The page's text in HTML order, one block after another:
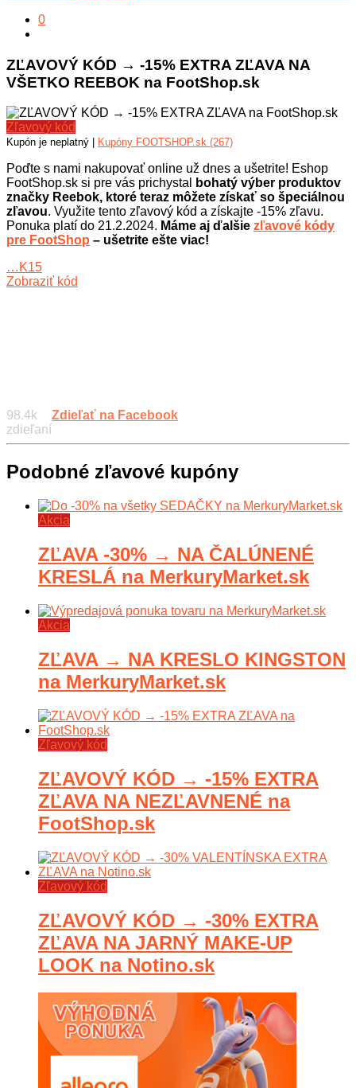
0
ZĽAVOVÝ KÓD → -15% EXTRA ZĽAVA NA
VŠETKO REEBOK na FootShop.sk
Zľavový kód
Kupón je neplatný | Kupóny FOOTSHOP.sk (267)
Poďte s nami nakupovať online už dnes a ušetrite! Eshop
FootShop.sk si pre vás prichystal
bohatý výber produktov
značky Reebok, ktoré teraz môžete získať so špeciálnou
zľavou. Využite tento zľavový kód a získajte -15% zľavu.
Ponuka platí do 21.2.2024. Máme aj ďalšie zľavové kódy
pre FootShop – ušetrite ešte viac!
…K15
Zobraziť kód
98.4k
zdieľaní
Zdieľať na Facebook
Podobné zľavové kupóny
Akcia
ZĽAVA -30% → NA ČALÚNENÉ
KRESLÁ na MerkuryMarket.sk
Akcia
ZĽAVA → NA KRESLO KINGSTON
na MerkuryMarket.sk
Zľavový kód
ZĽAVOVÝ KÓD → -15% EXTRA
ZĽAVA NA NEZĽAVNENÉ na
FootShop.sk
Zľavový kód
ZĽAVOVÝ KÓD → -30% EXTRA
ZĽAVA NA JARNÝ MAKE-UP
LOOK na Notino.sk